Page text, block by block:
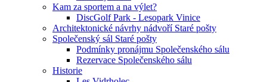
Kam za sportem a na výlet?
DiscGolf Park - Lesopark Vinice
Architektonické návrhy nádvoří Staré pošty
Společenský sál Staré pošty
Podmínky pronájmu Společenského sálu
Rezervace Společenského sálu
Historie